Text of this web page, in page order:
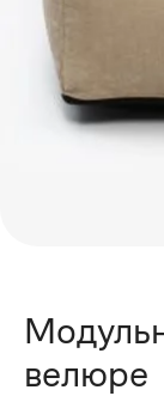
велюре